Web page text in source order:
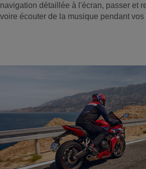
navigation détaillée à l'écran, passer et
voire écouter de la musique pendant vos